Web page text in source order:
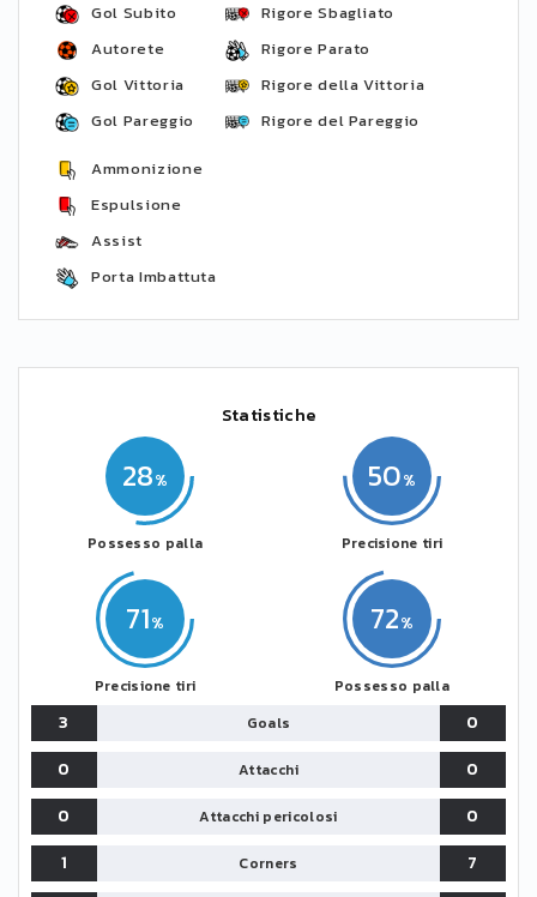
Gol Subito
Autorete
Gol Vittoria
Gol Pareggio
Rigore Sbagliato
Rigore Parato
Rigore della Vittoria
Rigore del Pareggio
Ammonizione
Espulsione
Assist
Porta Imbattuta
Statistiche
28
Possesso palla
71
Precisione tiri
72
Possesso palla
50
Precisione tiri
3 Goals
0
0
Attacchi
0
0
Attacchi pericolosi
0
1
Corners 7